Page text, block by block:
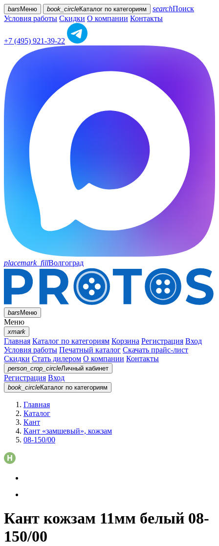
bars Меню book_circleКаталог по категориям searchПоиск
Условия работы Скидки О компании Контакты
+7 (495) 921-39-22
placemark_fillВолгоград
barsМеню
Меню
xmark
Главная Каталог по категориям Корзина Регистрация Вход
Условия работы Печатный каталог Скачать прайс-лист
Скидки Стать дилером О компании Контакты
person_crop_circleЛичный кабинет
Регистрация Вход
book_circleКаталог по категориям
Главная
Каталог
Кант
Кант «замшевый», кожзам
08-150/00
Кант кожзам 11мм белый 08-
150/00